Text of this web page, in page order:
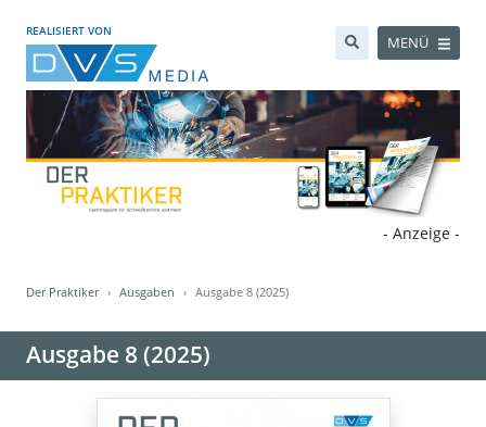
REALISIERT VON
MENÜ
- Anzeige -
Der Praktiker Ausgaben Ausgabe 8 (2025)
Ausgabe 8 (2025)